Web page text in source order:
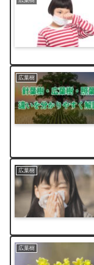
広葉樹
広葉樹
広葉樹